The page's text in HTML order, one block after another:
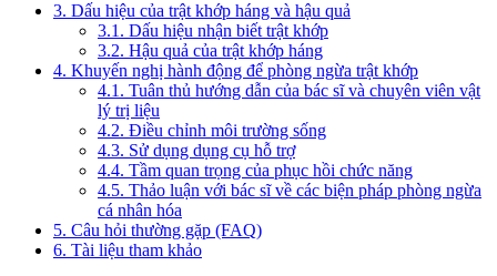
3. Dấu hiệu của trật khớp háng và hậu quả
3.1. Dấu hiệu nhận biết trật khớp
3.2. Hậu quả của trật khớp háng
4. Khuyến nghị hành động để phòng ngừa trật khớp
4.1. Tuân thủ hướng dẫn của bác sĩ và chuyên viên vật
lý trị liệu
4.2. Điều chỉnh môi trường sống
4.3. Sử dụng dụng cụ hỗ trợ
4.4. Tầm quan trọng của phục hồi chức năng
4.5. Thảo luận với bác sĩ về các biện pháp phòng ngừa
cá nhân hóa
5. Câu hỏi thường gặp (FAQ)
6. Tài liệu tham khảo